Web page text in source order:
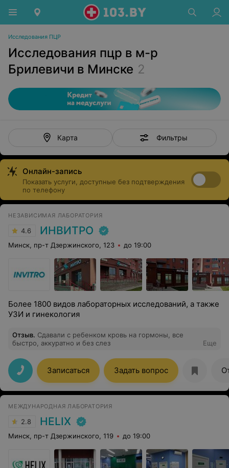
Исследования ПЦР
Исследования пцр в м-р
Брилевичи в Минске 2
Карта Фильтры
Онлайн-запись
Показать услуги, доступные без подтверждения
по телефону
НЕЗАВИСИМАЯ ЛАБОРАТОРИЯ
4.6 ИНВИТРО
Минск, пр-т Дзержинского, 123 до 19:00
Более 1800 видов лабораторных исследований, а также
УЗИ и гинекология
Отзыв. Сдавали с ребенком кровь на гормоны, все
быстро, аккуратно и без слез
Еще
Записаться Задать вопрос
МЕЖДУНАРОДНАЯ ЛАБОРАТОРИЯ
2.8 HELIX
Минск, пр-т Дзержинского, 119 до 19:00